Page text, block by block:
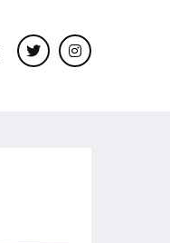
twitterinstagram